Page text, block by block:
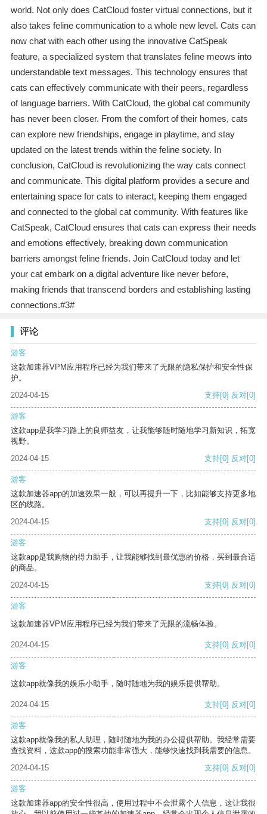
world. Not only does CatCloud foster virtual connections, but it
also takes feline communication to a whole new level. Cats can
now chat with each other using the innovative CatSpeak
feature, a specialized system that translates feline meows into
understandable text messages. This technology ensures that
cats can effectively communicate with their peers, regardless
of language barriers. With CatCloud, the global cat community
has never been closer. From the comfort of their homes, cats
can explore new friendships, engage in playtime, and stay
updated on the latest trends within the feline society. In
conclusion, CatCloud is revolutionizing the way cats connect
and communicate. This digital platform provides a secure and
entertaining space for cats to interact, keeping them engaged
and connected to the global cat community. With features like
CatSpeak, CatCloud ensures that cats can express their needs
and emotions effectively, breaking down communication
barriers amongst feline friends. Join CatCloud today and let
your cat embark on a digital adventure like never before,
making friends that transcend borders and establishing lasting
connections.#3#
评论
游客
这款加速器VPM应用程序已经为我们带来了无限的隐私保护和安全性保
护。
2024-04-15
支持[0] 反对[0]
游客
这款app是我学习路上的良师益友，让我能够随时随地学习新知识，拓宽
视野。
2024-04-15
支持[0] 反对[0]
游客
这款加速器app的加速效果一般，可以再提升一下，比如能够支持更多地
区的线路。
2024-04-15
支持[0] 反对[0]
游客
这款app是我购物的得力助手，让我能够找到最优惠的价格，买到最合适
的商品。
2024-04-15
支持[0] 反对[0]
游客
这款加速器VPM应用程序已经为我们带来了无限的流畅体验。
2024-04-15 支持[0] 反对[0]
游客
这款app就像我的娱乐小助手，随时随地为我的娱乐提供帮助。
2024-04-15 支持[0] 反对[0]
游客
这款app就像我的私人助理，随时随地为我的办公提供帮助。我经常需要
查找资料，这款app的搜索功能非常强大，能够快速找到我需要的信息。
2024-04-15
支持[0] 反对[0]
游客
这款加速器app的安全性很高，使用过程中不会泄露个人信息，这让我很